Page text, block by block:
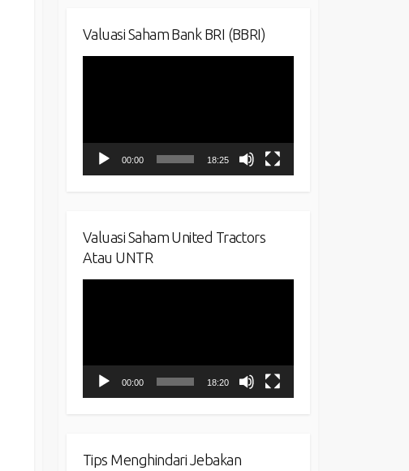
Valuasi Saham Bank BRI (BBRI)
00:00 18:25
Valuasi Saham United Tractors
Atau UNTR
00:00 18:20
Tips Menghindari Jebakan